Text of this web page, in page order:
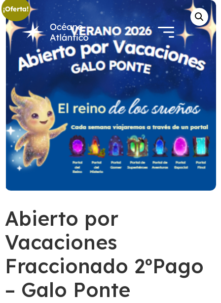
¡Oferta!
Abierto por
Vacaciones
Fraccionado 2ºPago
– Galo Ponte